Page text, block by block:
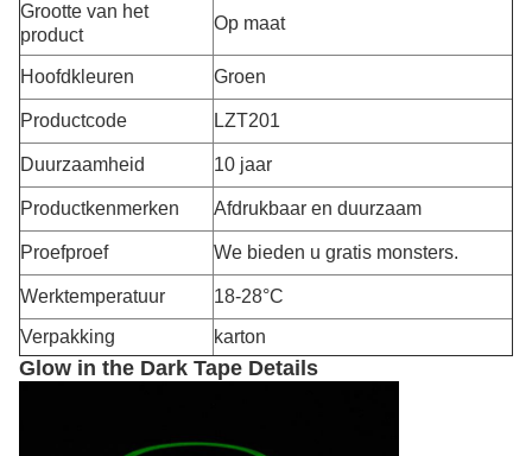
Grootte van het
product
Op maat
Hoofdkleuren Groen
Productcode LZT201
Duurzaamheid 10 jaar
Productkenmerken Afdrukbaar en duurzaam
Proefproef We bieden u gratis monsters.
Werktemperatuur
18-28°C
Verpakking
karton
Glow in the Dark Tape Details